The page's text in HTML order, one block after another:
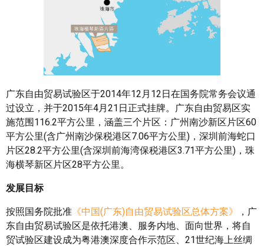
广东自由贸易试验区于2014年12月12日在国务院常务会议通
过设立，并于2015年4月21日正式挂牌。广东自由贸易区实
施范围116.2平方公里，涵盖三个片区：广州南沙新区片区60
平方公里(含广州南沙保税港区7.06平方公里)，深圳前海蛇口
片区28.2平方公里(含深圳前海湾保税港区3.71平方公里)，珠
海横琴新区片区28平方公里。
发展目标
按照国务院批准 《中国(广东)自由贸易试验区总体方案》
，广
东自由贸易试验区是依托港澳、服务内地、面向世界，将自
贸试验区建设成为粤港澳深度合作示范区、21世纪海上丝绸